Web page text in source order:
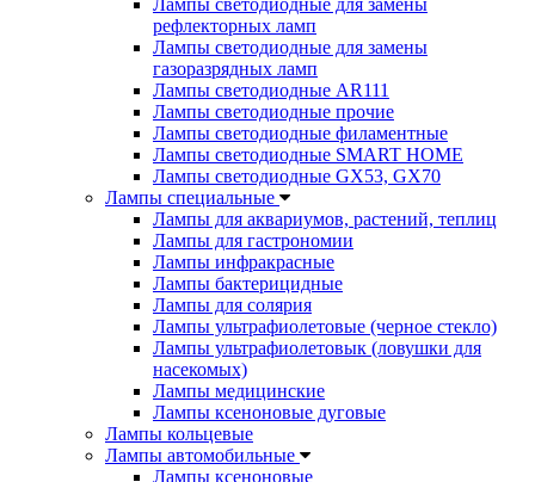
Лампы светодиодные для замены
рефлекторных ламп
Лампы светодиодные для замены
газоразрядных ламп
Лампы светодиодные AR111
Лампы светодиодные прочие
Лампы светодиодные филаментные
Лампы светодиодные SMART HOME
Лампы светодиодные GX53, GX70
Лампы специальные
Лампы для аквариумов, растений, теплиц
Лампы для гастрономии
Лампы инфракрасные
Лампы бактерицидные
Лампы для солярия
Лампы ультрафиолетовые (черное стекло)
Лампы ультрафиолетовык (ловушки для
насекомых)
Лампы медицинские
Лампы ксеноновые дуговые
Лампы кольцевые
Лампы автомобильные
Лампы ксеноновые